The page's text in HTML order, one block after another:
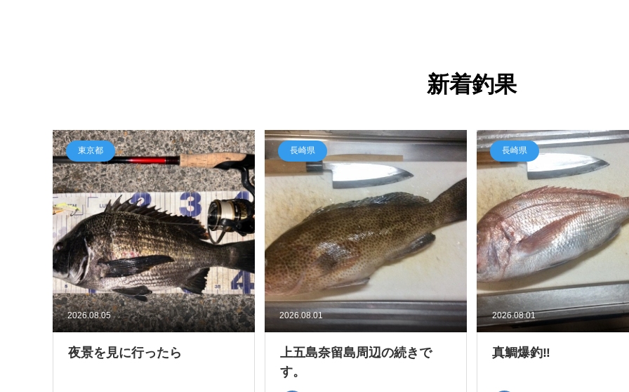
新着釣果
2026.08.05
東京都
夜景を見に行ったら
2026.08.01
長崎県
上五島奈留島周辺の続きで
す。
2026.08.01
長崎県
真鯛爆釣‼